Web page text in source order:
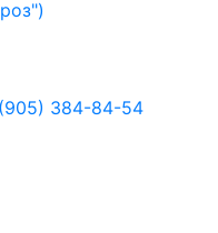
384-84-54